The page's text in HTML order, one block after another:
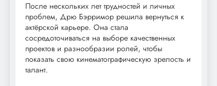
После нескольких лет трудностей и личных
проблем, Дрю Бэрримор решила вернуться к
актёрской карьере. Она стала
сосредоточиваться на выборе качественных
проектов и разнообразии ролей, чтобы
показать свою кинематографическую зрелость и
талант.